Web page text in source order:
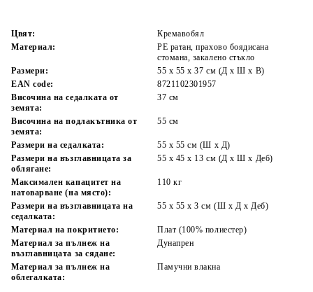
Цвят:
Кремавобял
Материал:
PE ратан, прахово боядисана
стомана, закалено стъкло
Размери:
55 x 55 x 37 см (Д x Ш x В)
EAN code:
8721102301957
Височина на седалката от
земята:
37 см
Височина на подлакътника от
земята:
55 см
Размери на седалката:
55 x 55 cм (Ш x Д)
Размери на възглавницата за
облягане:
55 x 45 x 13 см (Д х Ш x Деб)
Максимален капацитет на
натоварване (на място):
110 кг
Размери на възглавницата на
седалката:
55 x 55 x 3 см (Ш x Д x Деб)
Материал на покритието:
Плат (100% полиестер)
Материал за пълнеж на
възглавницата за сядане:
Дунапрен
Материал за пълнеж на
облегалката:
Памучни влакна